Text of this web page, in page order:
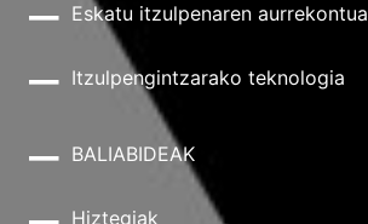
Eskatu itzulpenaren aurrekontua
Itzulpengintzarako teknologia
BALIABIDEAK
Hiztegiak